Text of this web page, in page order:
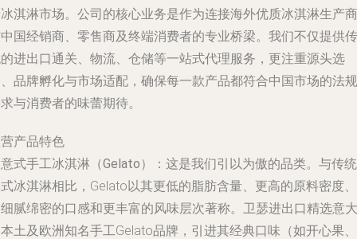
淇淋市场。公司的核心业务是作为连接海外优质冰淇淋生产商
国经销商、零售商及终端消费者的专业桥梁。我们不仅提供传
进出口通关、物流、仓储等一站式代理服务，更注重源头选
品牌孵化与市场适配，确保每一款产品都符合中国市场的法规
与消费者的味蕾期待。
产品特色
意式手工冰淇淋（Gelato）
：这是我们引以为傲的品类。与传统
冰淇淋相比，Gelato以其更低的脂肪含量、更高的原料密度、
腻绵密的口感和更丰富的风味层次著称。卫瑟进出口精选意大
土及欧洲知名手工Gelato品牌，引进其经典口味（如开心果、